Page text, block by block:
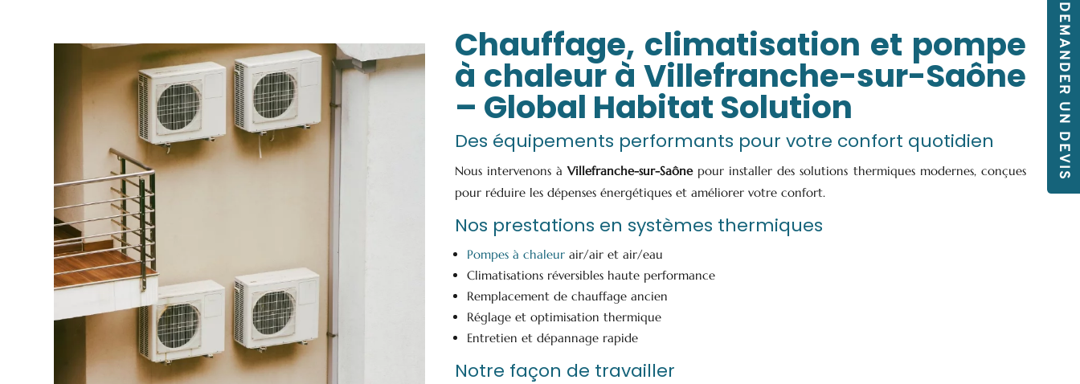
DEMANDER UN DEVIS
Chauffage, climatisation et pompe
à chaleur à Villefranche-sur-Saône
– Global Habitat Solution
Des équipements performants pour votre confort quotidien
Nous intervenons àVillefranche-sur-Saônepour installer des solutions thermiques modernes, conçues
pour réduire les dépenses énergétiques et améliorer votre confort.
Nos prestations en systèmes thermiques
Pompes à chaleurair/air et air/eau
Climatisations réversibles haute performance
Remplacement de chauffage ancien
Réglage et optimisation thermique
Entretien et dépannage rapide
Notre façon de travailler